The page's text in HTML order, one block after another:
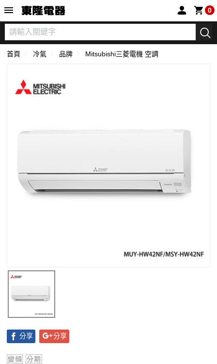
0
首頁 冷氣 品牌 Mitsubishi三菱電機 空調
分享 分享
變頻
分期